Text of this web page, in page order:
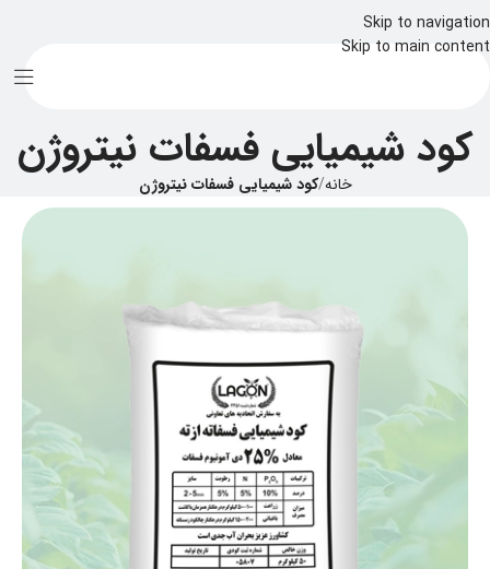
Skip to navigation
Skip to main content
کود شیمیایی فسفات نیتروژن
خانه/کود شیمیایی فسفات نیتروژن